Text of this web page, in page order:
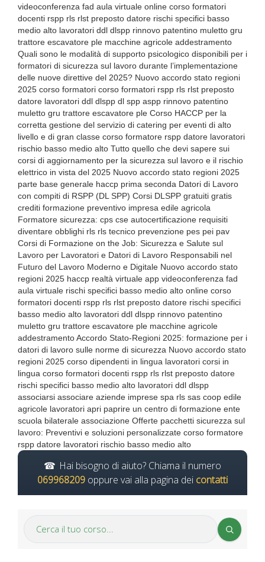
videoconferenza fad aula virtuale online corso formatori
docenti rspp rls rlst preposto datore rischi specifici basso
medio alto lavoratori ddl dlspp rinnovo patentino muletto gru
trattore escavatore ple macchine agricole addestramento
Quali sono le modalità di supporto psicologico disponibili per i
formatori di sicurezza sul lavoro durante l’implementazione
delle nuove direttive del 2025? Nuovo accordo stato regioni
2025 corso formatori corso formatori rspp rls rlst preposto
datore lavoratori ddl dlspp dl spp aspp rinnovo patentino
muletto gru trattore escavatore ple Corso HACCP per la
corretta gestione del servizio di catering per eventi di alto
livello e di gran classe corso formatore rspp datore lavoratori
rischio basso medio alto Tutto quello che devi sapere sui
corsi di aggiornamento per la sicurezza sul lavoro e il rischio
elettrico in vista del 2025 Nuovo accordo stato regioni 2025
parte base generale haccp prima seconda Datori di Lavoro
con compiti di RSPP (DL SPP) Corsi DLSPP gratuiti gratis
crediti formazione preventivo impresa edile agricola
Formatore sicurezza: cps cse autocertificazione requisiti
diventare obblighi rls rls tecnico prevenzione pes pei pav
Corsi di Formazione on the Job: Sicurezza e Salute sul
Lavoro per Lavoratori e Datori di Lavoro Responsabili nel
Futuro del Lavoro Moderno e Digitale Nuovo accordo stato
regioni 2025 haccp realtà virtuale app videoconferenza fad
aula virtuale rischi specifici basso medio alto online corso
formatori docenti rspp rls rlst preposto datore rischi specifici
basso medio alto lavoratori ddl dlspp rinnovo patentino
muletto gru trattore escavatore ple macchine agricole
addestramento Accordo Stato-Regioni 2025: formazione per i
datori di lavoro sulle norme di sicurezza Nuovo accordo stato
regioni 2025 corso dipendenti in lingua lavoratori corsi in
lingua corso formatori docenti rspp rls rlst preposto datore
rischi specifici basso medio alto lavoratori ddl dlspp
associarsi associare aziende imprese spa rls sas coop edile
agricole lavoratori apri paprire un centro di formazione ente
scuola bilaterale associazione Offerte pacchetti sicurezza sul
lavoro: Preventivi e soluzioni personalizzate corso formatore
rspp datore lavoratori rischio basso medio alto
Hai bisogno di aiuto? Chiama il numero
069968209 oppure vai alla pagina dei contatti